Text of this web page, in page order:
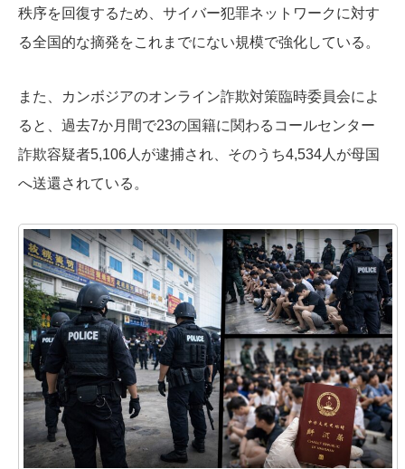
秩序を回復するため、サイバー犯罪ネットワークに対す
る全国的な摘発をこれまでにない規模で強化している。
また、カンボジアのオンライン詐欺対策臨時委員会によ
ると、過去7か月間で23の国籍に関わるコールセンター
詐欺容疑者5,106人が逮捕され、そのうち4,534人が母国
へ送還されている。